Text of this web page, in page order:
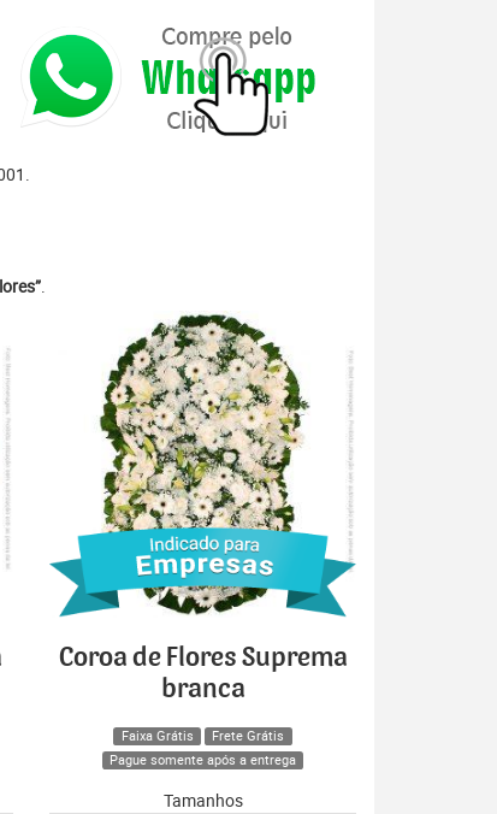
.
Coroa de Flores Suprema
branca
Faixa Grátis
Frete Grátis
Pague somente após a entrega
Tamanhos